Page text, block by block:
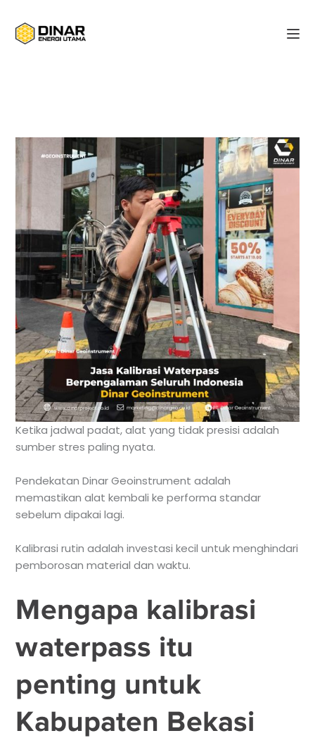
Ketika jadwal padat, alat yang tidak presisi adalah
sumber stres paling nyata.
Pendekatan Dinar Geoinstrument adalah
memastikan alat kembali ke performa standar
sebelum dipakai lagi.
Kalibrasi rutin adalah investasi kecil untuk menghindari
pemborosan material dan waktu.
Mengapa kalibrasi
waterpass itu
penting untuk
Kabupaten Bekasi